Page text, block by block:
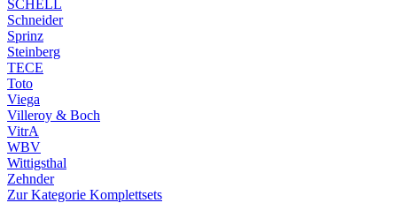
SCHELL
Schneider
Sprinz
Steinberg
TECE
Toto
Viega
Villeroy & Boch
VitrA
WBV
Wittigsthal
Zehnder
Zur Kategorie Komplettsets